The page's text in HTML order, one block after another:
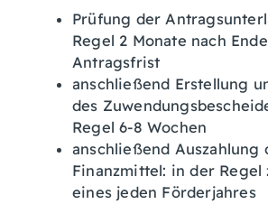
Prüfung der
Regel 2 Monate nach
Antragsfrist
anschließend Erstellung
des
Regel 6-8 Wochen
anschließend Auszahlung
Finanzmittel: in der Regel
eines jeden Förderjahres